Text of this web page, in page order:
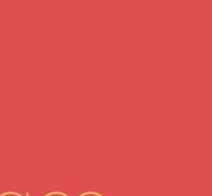
Le blog de Première Place